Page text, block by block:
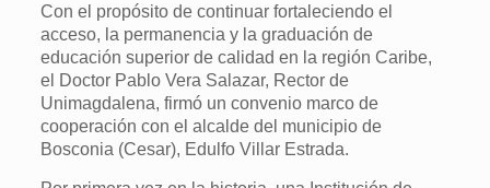
Con el propósito de continuar fortaleciendo el
acceso, la permanencia y la graduación de
educación superior de calidad en la región Caribe,
el Doctor Pablo Vera Salazar, Rector de
Unimagdalena, firmó un convenio marco de
cooperación con el alcalde del municipio de
Bosconia (Cesar), Edulfo Villar Estrada.